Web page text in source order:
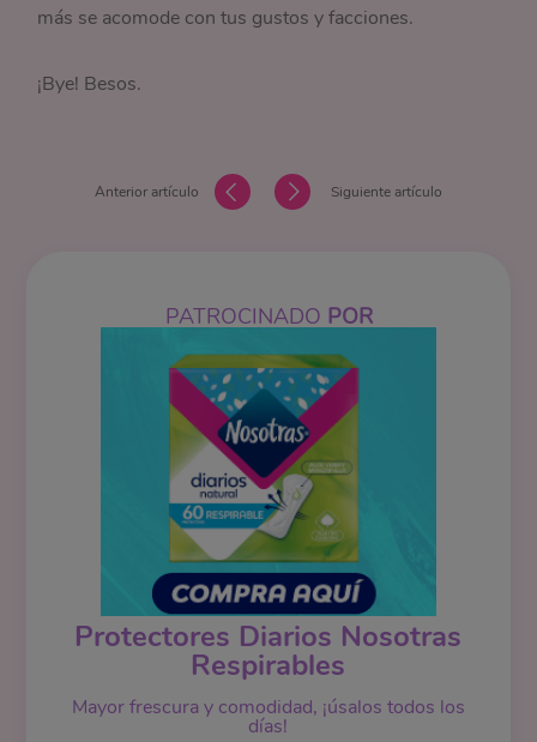
más se acomode con tus gustos y facciones.
¡Bye! Besos.
Anterior artículo Siguiente artículo
PATROCINADO POR
Protectores Diarios Nosotras
Respirables
Mayor frescura y comodidad, ¡úsalos todos los
días!